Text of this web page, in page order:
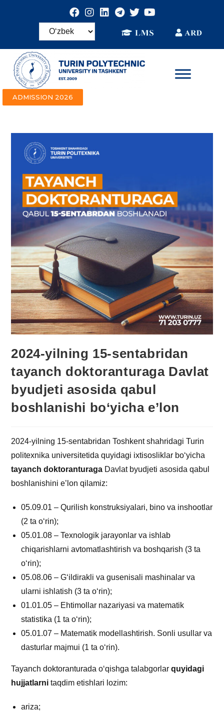
ADMISSION 2026
2024-yilning 15-sentabridan
tayanch doktoranturaga Davlat
byudjeti asosida qabul
boshlanishi bo‘yicha e’lon
2024-yilning 15-sentabridan Toshkent shahridagi Turin
politexnika universitetida quyidagi ixtisosliklar bo‘yicha
tayanch doktoranturaga Davlat byudjeti asosida qabul
boshlanishini e’lon qilamiz:
05.09.01 – Qurilish konstruksiyalari, bino va inshootlar
(2 ta o‘rin);
05.01.08 – Texnologik jarayonlar va ishlab
chiqarishlarni avtomatlashtirish va boshqarish (3 ta
o‘rin);
05.08.06 – G‘ildirakli va gusenisali mashinalar va
ularni ishlatish (3 ta o‘rin);
01.01.05 – Ehtimollar nazariyasi va matematik
statistika (1 ta o‘rin);
05.01.07 – Matematik modellashtirish. Sonli usullar va
dasturlar majmui (1 ta o‘rin).
Tayanch doktoranturada o‘qishga talabgorlarquyidagi
hujjatlarni taqdim etishlari lozim:
ariza;